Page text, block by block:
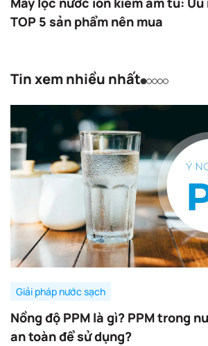
TOP 5 sản phẩm nên mua
Tin xem nhiều nhất
Giải pháp nước sạch
Nồng độ PPM là gì? PPM trong
an toàn để sử dụng?